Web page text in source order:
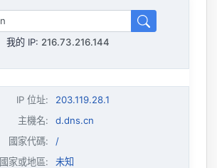
我的 IP: 216.73.216.144
IP 位址:
203.119.28.1
主機名:
d.dns.cn
國家代碼:
/
國家或地區:
未知